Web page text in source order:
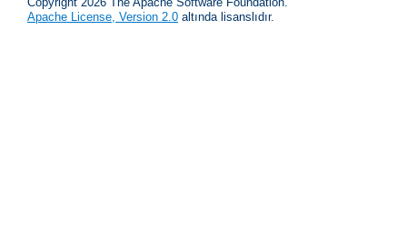
Apache License, Version 2.0 altında lisanslıdır.